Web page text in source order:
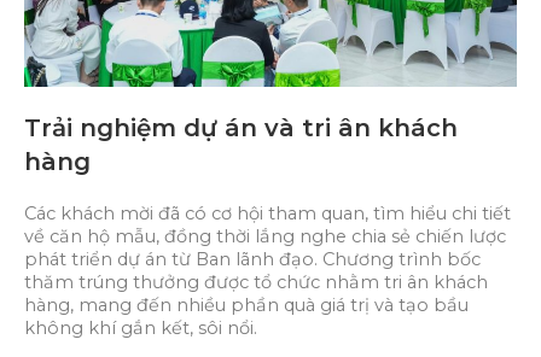
Trải nghiệm dự án và tri ân khách
hàng
Các khách mời đã có cơ hội tham quan, tìm hiểu chi tiết
về căn hộ mẫu, đồng thời lắng nghe chia sẻ chiến lược
phát triển dự án từ Ban lãnh đạo. Chương trình bốc
thăm trúng thưởng được tổ chức nhằm tri ân khách
hàng, mang đến nhiều phần quà giá trị và tạo bầu
không khí gắn kết, sôi nổi.